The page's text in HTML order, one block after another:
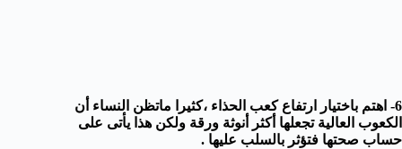
6- اهتم باختيار ارتفاع كعب الحذاء ،
كثيرا ماتظن النساء أن
الكعوب العالية تجعلها أكثر أنوثة ورقة ولكن هذا يأتى على
حساب صحتها فتؤثر بالسلب عليها .